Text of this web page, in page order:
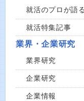
就活のプロが語る
就活特集記事
業界・企業研究
業界研究
企業研究
企業情報